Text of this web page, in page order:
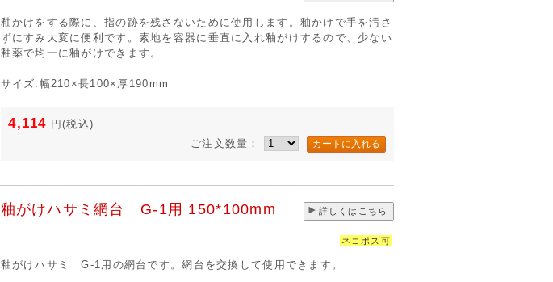
釉かけをする際に、指の跡を残さないために使用します。釉かけで手を汚さ
ずにすみ大変に便利です。素地を容器に垂直に入れ釉がけするので、少ない
釉薬で均一に釉がけできます。
サイズ:幅210×長100×厚190mm
4,114 円(税込)
ご注文数量：
釉がけハサミ網台 G-1用 150*100mm 詳しくはこちら
ネコポス可
釉がけハサミ G-1用の網台です。網台を交換して使用できます。